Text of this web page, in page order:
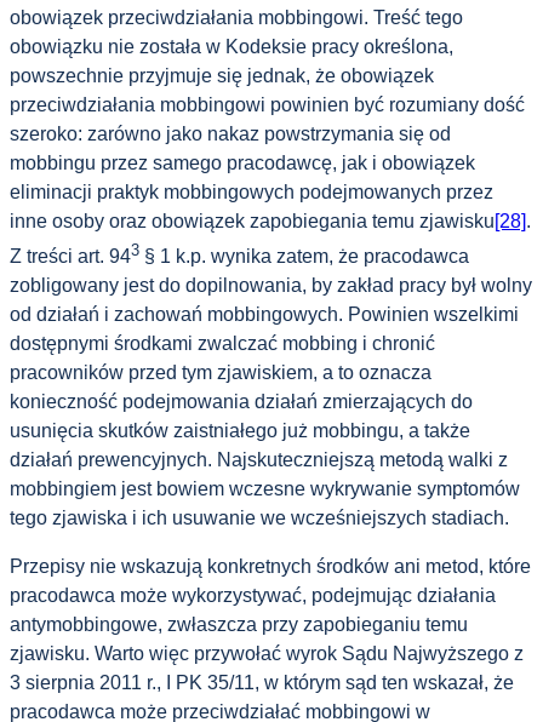
obowiązek przeciwdziałania mobbingowi. Treść tego
obowiązku nie została w Kodeksie pracy określona,
powszechnie przyjmuje się jednak, że obowiązek
przeciwdziałania mobbingowi powinien być rozumiany dość
szeroko: zarówno jako nakaz powstrzymania się od
mobbingu przez samego pracodawcę, jak i obowiązek
eliminacji praktyk mobbingowych podejmowanych przez
inne osoby oraz obowiązek zapobiegania temu zjawisku[28].
Z treści art. 943 § 1 k.p. wynika zatem, że pracodawca
zobligowany jest do dopilnowania, by zakład pracy był wolny
od działań i zachowań mobbingowych. Powinien wszelkimi
dostępnymi środkami zwalczać mobbing i chronić
pracowników przed tym zjawiskiem, a to oznacza
konieczność podejmowania działań zmierzających do
usunięcia skutków zaistniałego już mobbingu, a także
działań prewencyjnych. Najskuteczniejszą metodą walki z
mobbingiem jest bowiem wczesne wykrywanie symptomów
tego zjawiska i ich usuwanie we wcześniejszych stadiach.
Przepisy nie wskazują konkretnych środków ani metod, które
pracodawca może wykorzystywać, podejmując działania
antymobbingowe, zwłaszcza przy zapobieganiu temu
zjawisku. Warto więc przywołać wyrok Sądu Najwyższego z
3 sierpnia 2011 r., I PK 35/11, w którym sąd ten wskazał, że
pracodawca może przeciwdziałać mobbingowi w